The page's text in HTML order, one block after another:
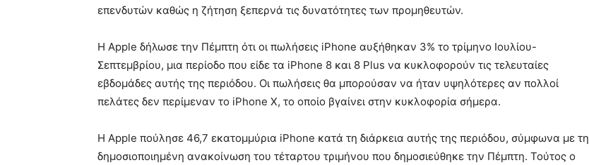
επενδυτών καθώς η ζήτηση ξεπερνά τις δυνατότητες των προμηθευτών.
Η Apple δήλωσε την Πέμπτη ότι οι πωλήσεις iPhone αυξήθηκαν 3% το τρίμηνο Ιουλίου-
Σεπτεμβρίου, μια περίοδο που είδε τα iPhone 8 και 8 Plus να κυκλοφορούν τις τελευταίες
εβδομάδες αυτής της περιόδου. Οι πωλήσεις θα μπορούσαν να ήταν υψηλότερες αν πολλοί
πελάτες δεν περίμεναν το iPhone X, το οποίο βγαίνει στην κυκλοφορία σήμερα.
Η Apple πούλησε 46,7 εκατομμύρια iPhone κατά τη διάρκεια αυτής της περιόδου, σύμφωνα με τη
δημοσιοποιημένη ανακοίνωση του τέταρτου τριμήνου που δημοσιεύθηκε την Πέμπτη. Τούτος ο